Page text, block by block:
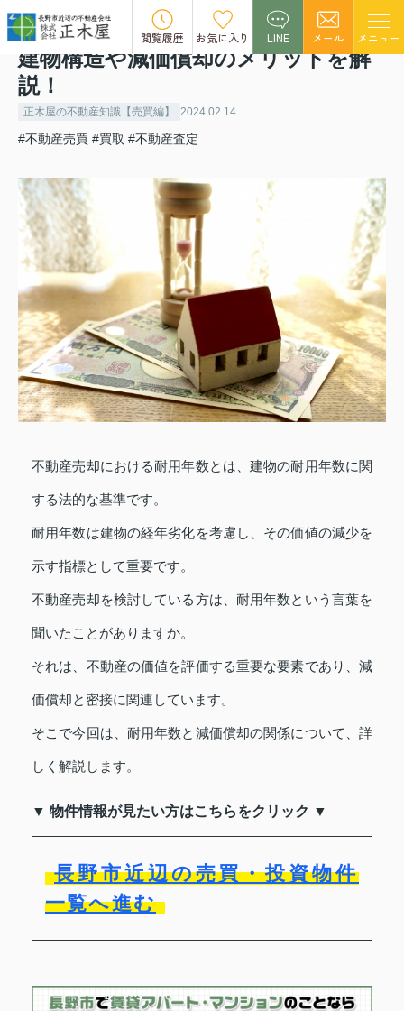
閲覧履歴 お気に入り LINE メール メニュー
不動産売却における耐用年数とは？
建物構造や減価償却のメリットを解
説！
正木屋の不動産知識【売買編】 2024.02.14
#不動産売買 #買取 #不動産査定
不動産売却における耐用年数とは、建物の耐用年数に関
する法的な基準です。
耐用年数は建物の経年劣化を考慮し、その価値の減少を
示す指標として重要です。
不動産売却を検討している方は、耐用年数という言葉を
聞いたことがありますか。
それは、不動産の価値を評価する重要な要素であり、減
価償却と密接に関連しています。
そこで今回は、耐用年数と減価償却の関係について、詳
しく解説します。
▼ 物件情報が見たい方はこちらをクリック ▼
長野市近辺の売買・投資物件
一覧へ進む